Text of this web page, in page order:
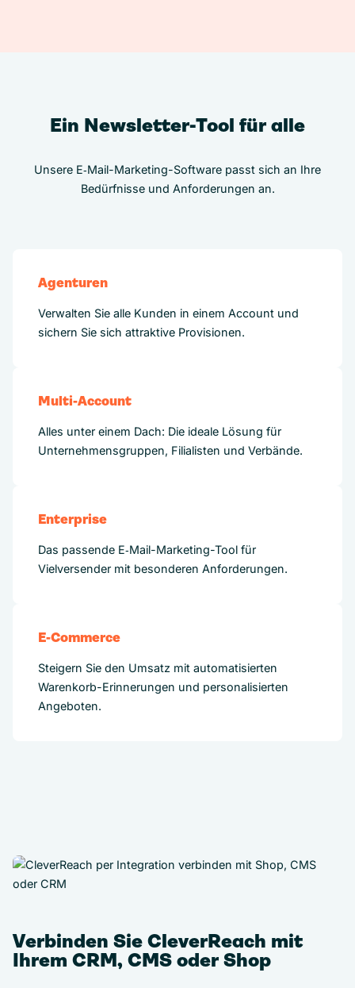
Ein Newsletter-Tool für alle
Unsere E‑Mail-Marketing-Software passt sich an Ihre
Bedürfnisse und Anforderungen an.
Agenturen
Verwalten Sie alle Kunden in einem Account und
sichern Sie sich attraktive Provisionen.
Multi-Account
Alles unter einem Dach: Die ideale Lösung für
Unternehmensgruppen, Filialisten und Verbände.
Enterprise
Das passende E‑Mail-Marketing-Tool für
Vielversender mit besonderen Anforderungen.
E-Commerce
Steigern Sie den Umsatz mit automatisierten
Warenkorb-Erinnerungen und personalisierten
Angeboten.
Verbinden Sie CleverReach mit
Ihrem CRM, CMS oder Shop